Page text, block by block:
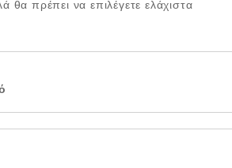
θα πρέπει να επιλέγετε ελάχιστα